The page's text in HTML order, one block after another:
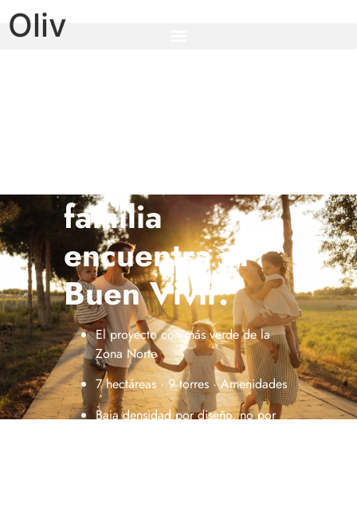
Oliv
familia
encuentra el
Buen Vivir.
El proyecto con más verde de la
Zona Norte
7 hectáreas · 9 torres · Amenidades
Baja densidad por diseño, no por